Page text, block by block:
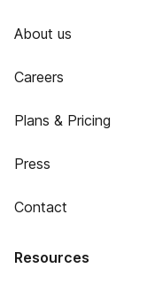
About us
Careers
Plans & Pricing
Press
Contact
Resources